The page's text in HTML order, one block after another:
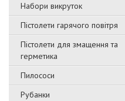
Набори викруток
Пістолети гарячого повітря
Пістолети для змащення та
герметика
Пилососи
Рубанки